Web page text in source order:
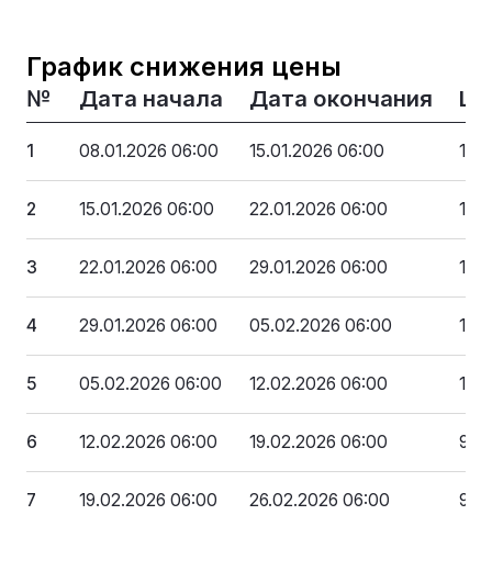
График снижения цены
№ Дата начала Дата окончания
1 08.01.2026 06:00 15.01.2026 06:00 1
2 15.01.2026 06:00 22.01.2026 06:00 1
3 22.01.2026 06:00 29.01.2026 06:00 1
4 29.01.2026 06:00 05.02.2026 06:00 1
5 05.02.2026 06:00 12.02.2026 06:00 1
6 12.02.2026 06:00 19.02.2026 06:00
7 19.02.2026 06:00 26.02.2026 06:00